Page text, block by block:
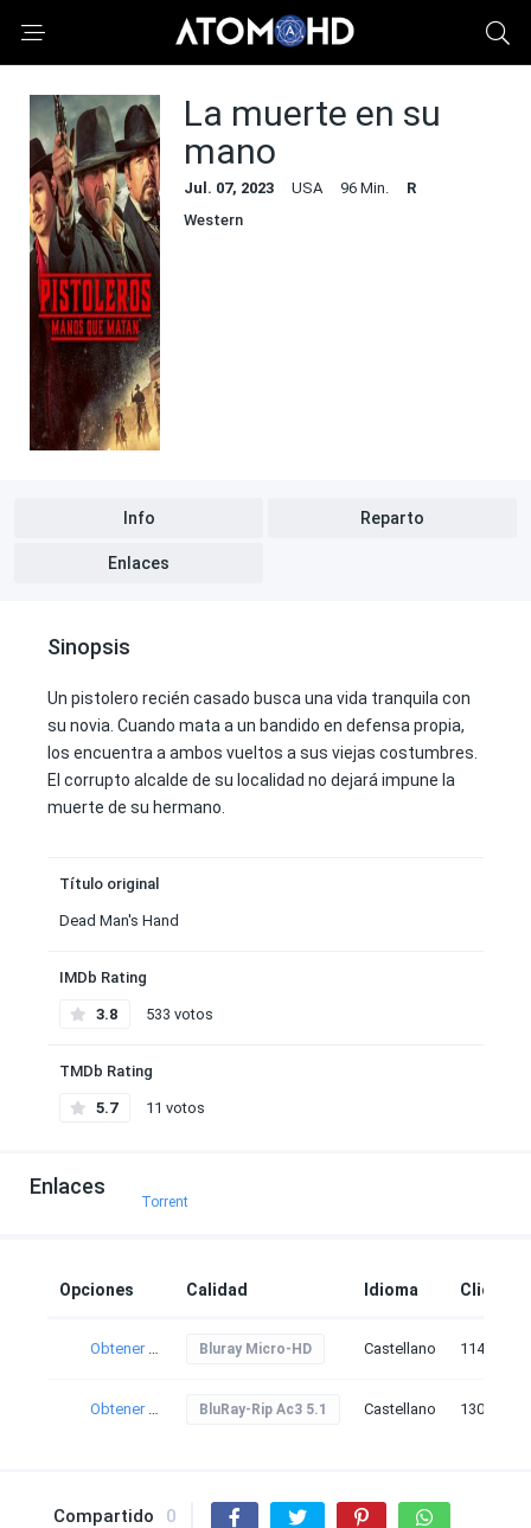
La muerte en su
mano
Jul. 07, 2023 USA 96 Min.
R
Western
Info Reparto
Enlaces
Sinopsis
Un pistolero recién casado busca una vida tranquila con
su novia. Cuando mata a un bandido en defensa propia,
los encuentra a ambos vueltos a sus viejas costumbres.
El corrupto alcalde de su localidad no dejará impune la
muerte de su hermano.
Título original
Dead Man's Hand
IMDb Rating
3.8 533 votos
TMDb Rating
5.7 11 votos
Enlaces
Torrent
Opciones Calidad Idioma Clicks
Obtener torrent Bluray Micro-HD Castellano 114
Obtener torrent BluRay-Rip Ac3 5.1 Castellano 130
Compartido 0